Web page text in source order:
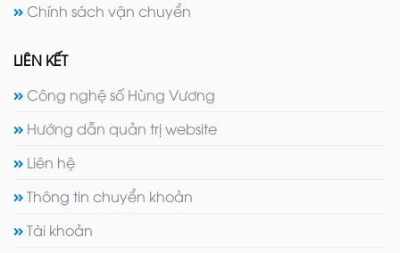
Chính sách vận chuyển
LIÊN KẾT
Công nghệ số Hùng Vương
Hướng dẫn quản trị website
Liên hệ
Thông tin chuyển khoản
Tài khoản